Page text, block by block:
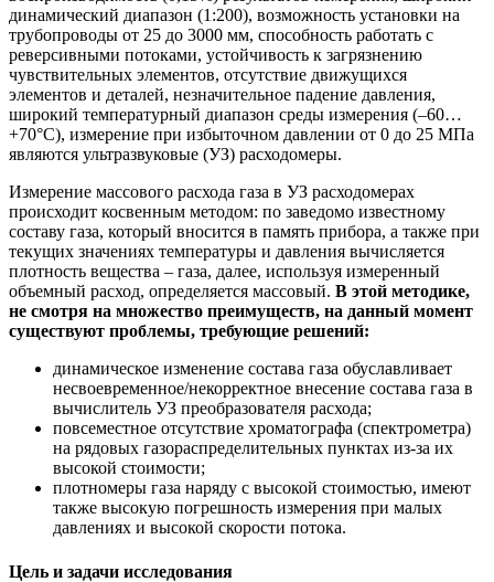
динамический диапазон (1:200), возможность установки на
трубопроводы от 25 до 3000 мм, способность работать с
реверсивными потоками, устойчивость к загрязнению
чувствительных элементов, отсутствие движущихся
элементов и деталей, незначительное падение давления,
широкий температурный диапазон среды измерения (–60…
+70°С), измерение при избыточном давлении от 0 до 25 МПа
являются ультразвуковые (УЗ) расходомеры.
Измерение массового расхода газа в УЗ расходомерах
происходит косвенным методом: по заведомо известному
составу газа, который вносится в память прибора, а также при
текущих значениях температуры и давления вычисляется
плотность вещества – газа, далее, используя измеренный
объемный расход, определяется массовый. В этой методике,
не смотря на множество преимуществ, на данный момент
существуют проблемы, требующие решений:
динамическое изменение состава газа обуславливает
несвоевременное/некорректное внесение состава газа в
вычислитель УЗ преобразователя расхода;
повсеместное отсутствие хроматографа (спектрометра)
на рядовых газораспределительных пунктах из-за их
высокой стоимости;
плотномеры газа наряду с высокой стоимостью, имеют
также высокую погрешность измерения при малых
давлениях и высокой скорости потока.
Цель и задачи исследования